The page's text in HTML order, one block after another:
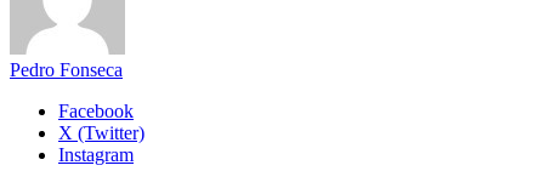
Pedro Fonseca
Facebook
X (Twitter)
Instagram